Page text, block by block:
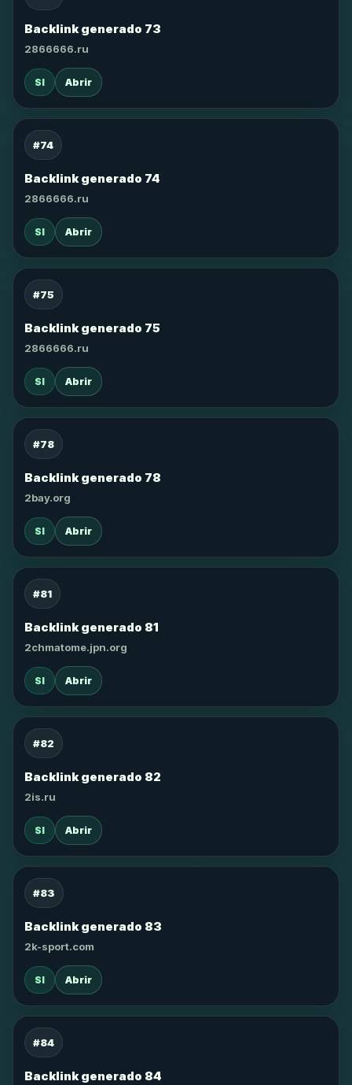
Backlink generado 73
2866666.ru
SI Abrir
#74
Backlink generado 74
2866666.ru
SI Abrir
#75
Backlink generado 75
2866666.ru
SI Abrir
#78
Backlink generado 78
2bay.org
SI Abrir
#81
Backlink generado 81
2chmatome.jpn.org
SI Abrir
#82
Backlink generado 82
2is.ru
SI Abrir
#83
Backlink generado 83
2k-sport.com
SI Abrir
#84
Backlink generado 84